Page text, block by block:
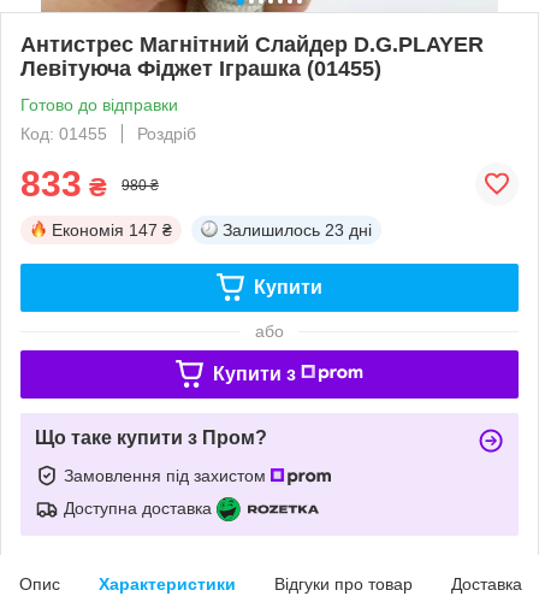
Антистрес Магнітний Слайдер D.G.PLAYER
Левітуюча Фіджет Іграшка (01455)
Готово до відправки
Код: 01455
Роздріб
833 ₴ 980 ₴
Економія 147 ₴ Залишилось 23 дні
Купити
або
Купити з
Що таке купити з Пром?
Замовлення під захистом
Доступна доставка
Опис Характеристики Відгуки про товар Доставка